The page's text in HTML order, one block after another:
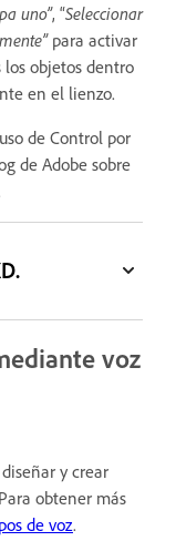
uno”, “Seleccionar
para activar
objetos dentro
en el lienzo.
de Control por
de Adobe sobre
voz
y crear
obtener más
de voz.